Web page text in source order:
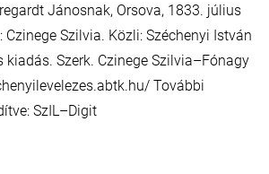
Jánosnak, Orsova, 1833. július
Czinege Szilvia. Közli: Széchenyi István
kiadás. Szerk. Czinege Szilvia–Fónagy
További
SzIL–Digit